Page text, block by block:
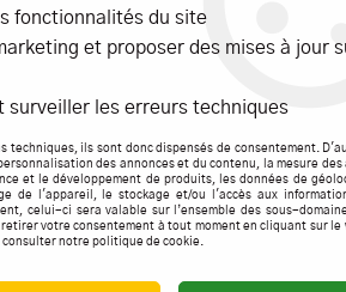
LA MARQUE
Aucune correspondance
fonctionnalités du site
et proposer des mises à jour
les erreurs techniques
techniques, ils sont donc dispensés de consentement.
des annonces et du contenu, la mesure des
et le développement de produits, les données de
de l'appareil, le stockage et/ou l'accès aux
celui-ci sera valable sur l’ensemble des sous-
votre consentement à tout moment en cliquant sur le
consulter notre politique de cookie.